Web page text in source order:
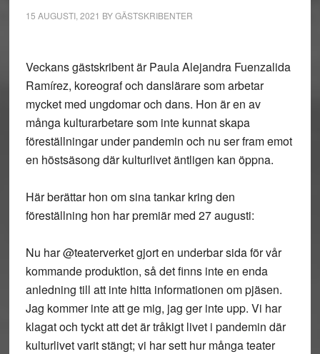
15 AUGUSTI, 2021 BYGÄSTSKRIBENTER
Veckans gästskribent är Paula Alejandra Fuenzalida
Ramírez, koreograf och danslärare som arbetar
mycket med ungdomar och dans. Hon är en av
många kulturarbetare som inte kunnat skapa
föreställningar under pandemin och nu ser fram emot
en höstsäsong där kulturlivet äntligen kan öppna.
Här berättar hon om sina tankar kring den
föreställning hon har premiär med 27 augusti:
Nu har @teaterverket gjort en underbar sida för vår
kommande produktion, så det finns inte en enda
anledning till att inte hitta informationen om pjäsen.
Jag kommer inte att ge mig, jag ger inte upp. Vi har
klagat och tyckt att det är tråkigt livet i pandemin där
kulturlivet varit stängt; vi har sett hur många teater